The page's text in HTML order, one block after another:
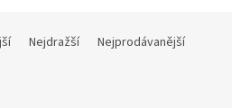
Nejdražší
Nejprodávanější